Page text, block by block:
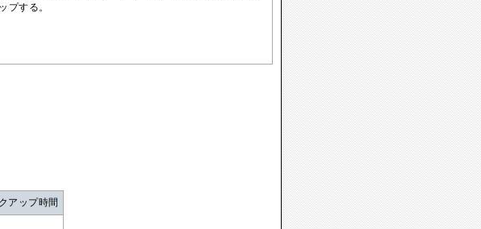
プする。
アップ時間